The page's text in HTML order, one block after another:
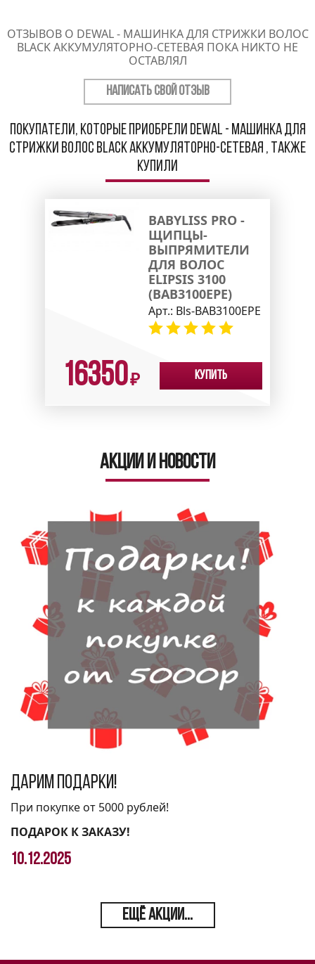
ОТЗЫВОВ О DEWAL - МАШИНКА ДЛЯ СТРИЖКИ ВОЛОС
BLACK АККУМУЛЯТОРНО-СЕТЕВАЯ ПОКА НИКТО НЕ
ОСТАВЛЯЛ
НАПИСАТЬ СВОЙ ОТЗЫВ
Покупатели, которые приобрели Dewal - Машинка для
стрижки волос Black аккумуляторно-сетевая , также
купили
BABYLISS PRO -
ЩИПЦЫ-
ВЫПРЯМИТЕЛИ
ДЛЯ ВОЛОС
ELIPSIS 3100
(BAB3100EPE)
Арт.: Bls-BAB3100EPE
16350₽ Купить
Акции и новости
Дарим подарки!
При покупке от 5000 рублей!
ПОДАРОК К ЗАКАЗУ!
10.12.2025
ЕЩЁ АКЦИИ...